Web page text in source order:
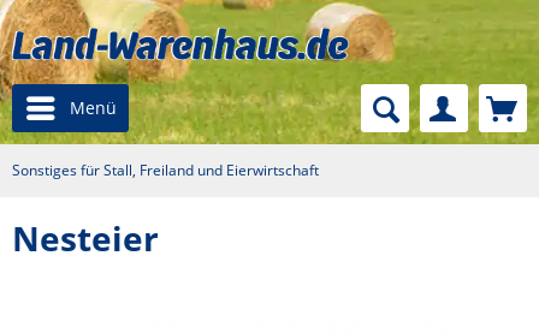
Menü
Sonstiges für Stall, Freiland und Eierwirtschaft
Nesteier